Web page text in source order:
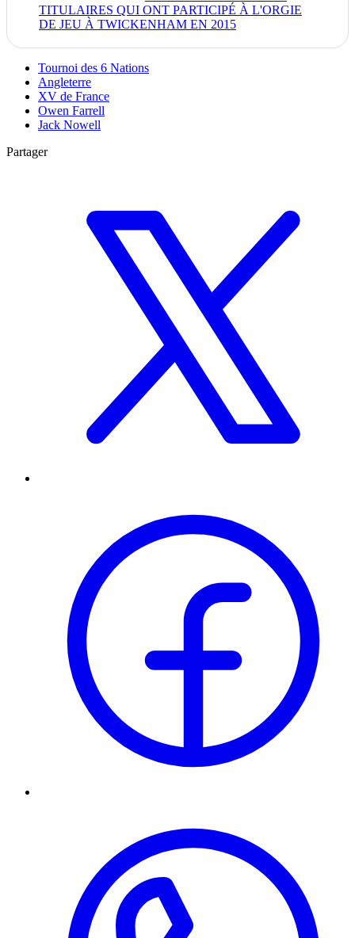
TITULAIRES QUI ONT PARTICIPÉ À L'ORGIE
DE JEU À TWICKENHAM EN 2015
Tournoi des 6 Nations
Angleterre
XV de France
Owen Farrell
Jack Nowell
Partager